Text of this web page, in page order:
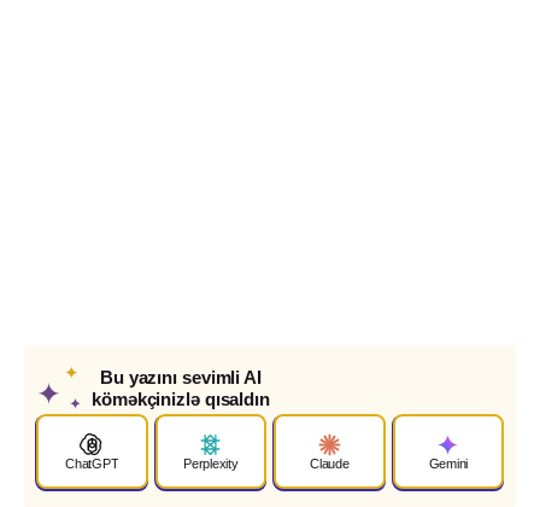
✦
✦
✦
Bu yazını sevimli AI
köməkçinizlə qısaldın
ChatGPT Perplexity Claude Gemini